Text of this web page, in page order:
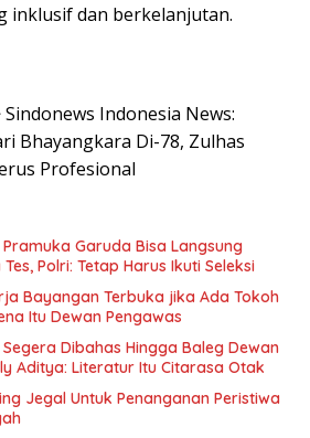
inklusif dan berkelanjutan.
Indonesia News:
Bhayangkara Di-78, Zulhas
Profesional
Garuda Bisa Langsung
Polri: Tetap Harus Ikuti Seleksi
Bayangan Terbuka jika Ada Tokoh
Itu Dewan Pengawas
Segera Dibahas Hingga Baleg Dewan
Aditya: Literatur Itu Citarasa Otak
Jegal Untuk Penanganan Peristiwa